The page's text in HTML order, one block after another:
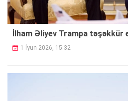
İlham Əliyev Trampa təşəkkür
1 İyun 2026, 15:32